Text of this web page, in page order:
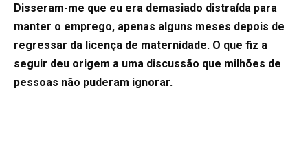
Disseram-me que eu era demasiado distraída para
manter o emprego, apenas alguns meses depois de
regressar da licença de maternidade. O que fiz a
seguir deu origem a uma discussão que milhões de
pessoas não puderam ignorar.